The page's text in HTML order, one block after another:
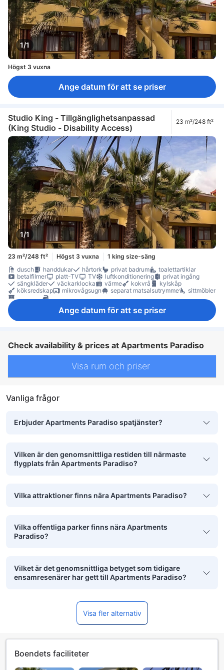
1/1
Högst 3 vuxna
Ange datum för att se priser
Studio King - Tillgänglighetsanpassad
(King Studio - Disability Access)
23 m²/248 ft²
1/1
23 m²/248 ft² Högst 3 vuxna
1 king size-säng
dusch
handdukar hårtork privat badrum
toalettartiklar
betalfilmer
platt-TV TV luftkonditionering
privat ingång
sängkläder
väckarklocka värme kokvrå
kylskåp
köksredskap
mikrovågsugn separat matsalsutrymme
sittmöbler
Ange datum för att se priser
Check availability & prices at Apartments Paradiso
Visa rum och priser
Vanliga frågor
Erbjuder Apartments Paradiso spatjänster?
Vilken är den genomsnittliga restiden till närmaste
flygplats från Apartments Paradiso?
Vilka attraktioner finns nära Apartments Paradiso?
Vilka offentliga parker finns nära Apartments
Paradiso?
Vilket är det genomsnittliga betyget som tidigare
ensamresenärer har gett till Apartments Paradiso?
Visa fler alternativ
Boendets faciliteter